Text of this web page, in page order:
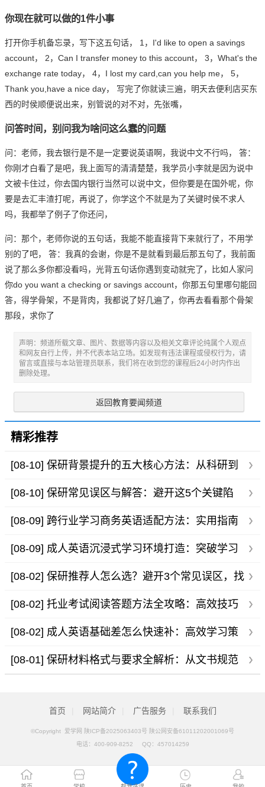
你现在就可以做的1件小事
打开你手机备忘录，写下这五句话， 1，I'd like to open a savings
account， 2，Can I transfer money to this account， 3，What's the
exchange rate today， 4，I lost my card,can you help me， 5，
Thank you,have a nice day， 写完了你就读三遍，明天去便利店买东
西的时侯顺便说出来，别管说的对不对，先张嘴，
问答时间，别问我为啥问这么蠢的问题
问：老师，我去银行是不是一定要说英语啊，我说中文不行吗， 答：
你刚才白看了是吧，我上面写的清清楚楚，我学员小李就是因为说中
文被卡住过，你去国内银行当然可以说中文，但你要是在国外呢，你
要是去汇丰渣打呢，再说了，你学这个不就是为了关键时侯不求人
吗，我都举了例子了你还问，
问：那个，老师你说的五句话，我能不能直接背下来就行了，不用学
别的了吧， 答：我真的会谢，你是不是就看到最后那五句了，我前面
说了那么多你都没看吗，光背五句话你遇到变动就完了，比如人家问
你do you want a checking or savings account，你那五句里哪句能回
答，得学骨架，不是背肉，我都说了好几遍了，你再去看看那个骨架
那段，求你了
声明：频道所载文章、图片、数据等内容以及相关文章评论纯属个人观点
和网友自行上传，并不代表本站立场。如发现有违法课程或侵权行为，请
留言或直接与本站管理员联系，我们将在收到您的课程后24小时内作出
删除处理。
返回教育要闻频道
精彩推荐
[08-10] 保研背景提升的五大核心方法：从科研到
实践，全面提升你的竞争力
[08-10] 保研常见误区与解答：避开这5个关键陷
阱，助你顺利上岸
[08-09] 跨行业学习商务英语适配方法：实用指南
解决商务沟通痛点
[08-09] 成人英语沉浸式学习环境打造：突破学习
瓶颈的实用指南
[08-02] 保研推荐人怎么选？避开3个常见误区，找
到对的人选提升成功率
[08-02] 托业考试阅读答题方法全攻略：高效技巧
提升得分能力
[08-02] 成人英语基础差怎么快速补：高效学习策
略与实用技巧
[08-01] 保研材料格式与要求全解析：从文书规范
首页 网站简介 广告服务 联系我们
©Copyright 爱学网
陕ICP备2025063403号 陕公网安备61011202001069号
电话： 400-909-8252 QQ： 457014259